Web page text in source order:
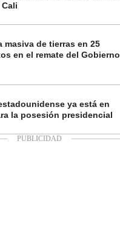
masiva de tierras en 25
en el remate del Gobierno
ya está en
la posesión presidencial